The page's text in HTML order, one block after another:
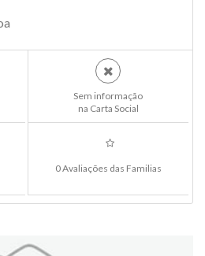
Sem informação
na Carta Social
0 Avaliações das Familias